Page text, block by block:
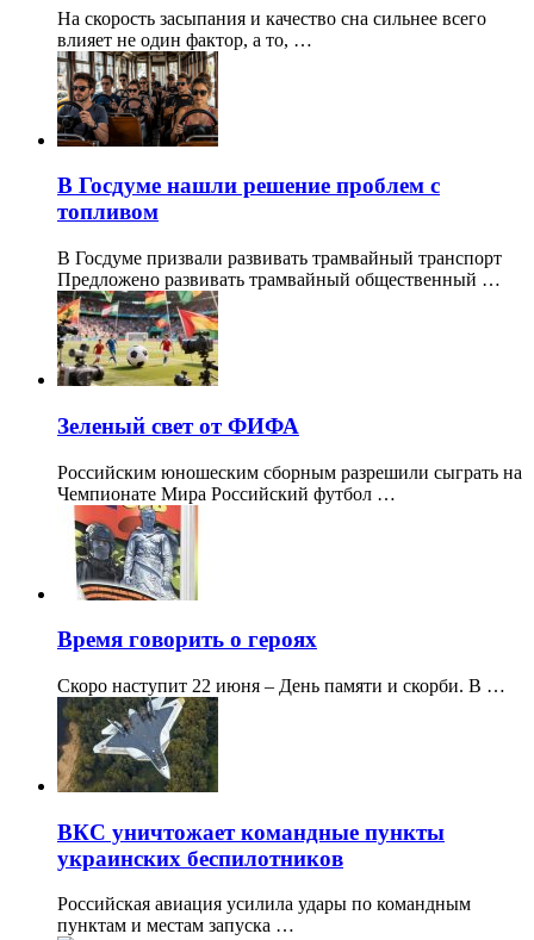
На скорость засыпания и качество сна сильнее всего
влияет не один фактор, а то, …
В Госдуме нашли решение проблем с
топливом
В Госдуме призвали развивать трамвайный транспорт
Предложено развивать трамвайный общественный …
Зеленый свет от ФИФА
Российским юношеским сборным разрешили сыграть на
Чемпионате Мира Российский футбол …
Время говорить о героях
Скоро наступит 22 июня – День памяти и скорби. В …
ВКС уничтожает командные пункты
украинских беспилотников
Российская авиация усилила удары по командным
пунктам и местам запуска …